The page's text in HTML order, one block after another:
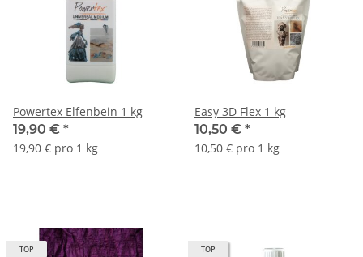
Powertex Elfenbein 1 kg
19,90 € *
19,90 € pro 1 kg
Easy 3D Flex 1 kg
10,50 € *
10,50 € pro 1 kg
TOP TOP